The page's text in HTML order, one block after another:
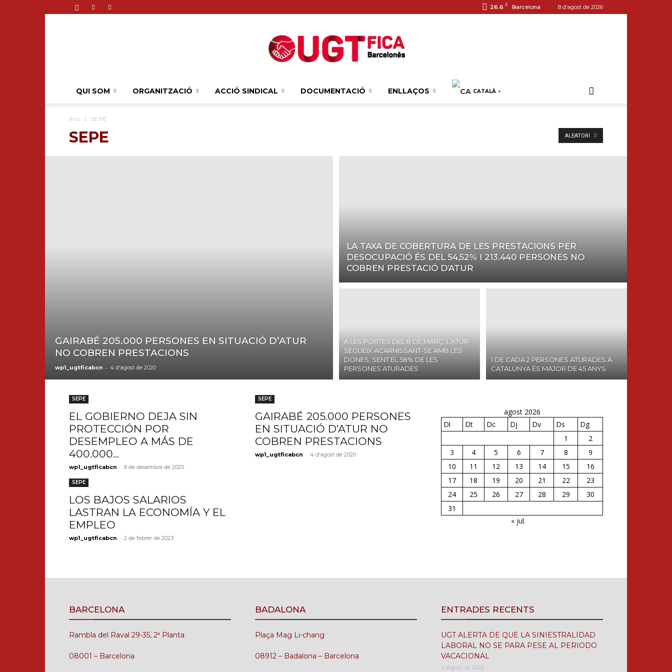
26.6 C Barcelona 8 d'agost de 2026
del
Barcelonès
QUI SOM ORGANITZACIÓ ACCIÓ SINDICAL DOCUMENTACIÓ ENLLAÇOS CATALÀ ▼
Inici SEPE
SEPE ALEATORI
GAIRABÉ 205.000 PERSONES EN SITUACIÓ D’ATUR
NO COBREN PRESTACIONS
wp1_ugtficabcn - 4 d'agost de 2020
LA TAXA DE COBERTURA DE LES PRESTACIONS PER
DESOCUPACIÓ ÉS DEL 54,52% I 213.440 PERSONES NO
COBREN PRESTACIÓ D’ATUR
A LES PORTES DEL 8 DE MARÇ, L’ATUR
SEGUEIX ACARNISSANT-SE AMB LES
DONES, SENT EL 58% DE LES
PERSONES ATURADES
1 DE CADA 2 PERSONES ATURADES A
CATALUNYA ÉS MAJOR DE 45 ANYS
SEPE
EL GOBIERNO DEJA SIN
PROTECCIÓN POR
DESEMPLEO A MÁS DE
400.000...
wp1_ugtficabcn - 8 de desembre de 2020
SEPE
GAIRABÉ 205.000 PERSONES
EN SITUACIÓ D’ATUR NO
COBREN PRESTACIONS
wp1_ugtficabcn - 4 d'agost de 2020
SEPE
LOS BAJOS SALARIOS
LASTRAN LA ECONOMÍA Y EL
EMPLEO
wp1_ugtficabcn - 2 de febrer de 2023
agost 2026
Dl
Dt Dc Dj Dv Ds
Dg
1
2
3
4 5 6 7 8
9
10
11 12 13 14 15
16
17
18 19 20 21 22
23
24
25 26 27 28 29
30
31
« jul.
BARCELONA
Rambla del Raval 29-35, 2ª Planta
08001 – Barcelona
BADALONA
Plaça Mag Li-chang
08912 – Badalona – Barcelona
ENTRADES RECENTS
UGT ALERTA DE QUE LA SINIESTRALIDAD
LABORAL NO SE PARA PESE AL PERIODO
VACACIONAL
3 d'agost de 2026